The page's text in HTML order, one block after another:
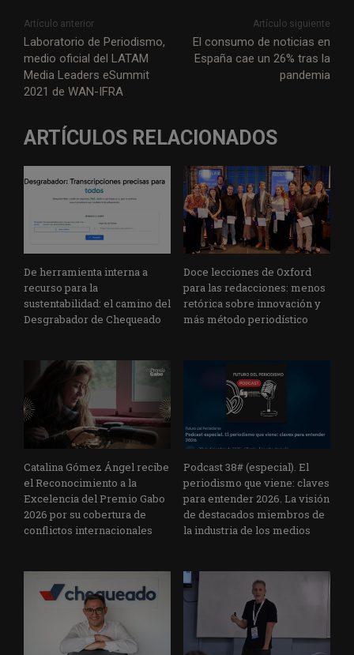
Artículo anterior
Laboratorio de Periodismo,
medio oficial del LATAM
Media Leaders eSummit
2021 de WAN-IFRA
Artículo siguiente
El consumo de noticias en
España cae un 26% tras la
pandemia
ARTÍCULOS RELACIONADOS
De herramienta interna a
recurso para la
sustentabilidad: el camino del
Desgrabador de Chequeado
Doce lecciones de Oxford
para las redacciones: menos
retórica sobre innovación y
más método periodístico
Catalina Gómez Ángel recibe
el Reconocimiento a la
Excelencia del Premio Gabo
2026 por su cobertura de
conflictos internacionales
Podcast 38# (especial). El
periodismo que viene: claves
para entender 2026. La visión
de destacados miembros de
la industria de los medios